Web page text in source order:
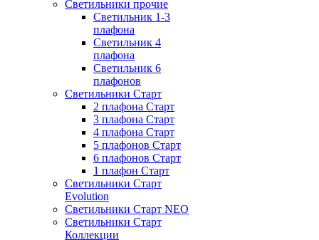
Светильники прочие
Светильник 1-3
плафона
Светильник 4
плафона
Светильник 6
плафонов
Светильники Старт
2 плафона Старт
3 плафона Старт
4 плафона Старт
5 плафонов Старт
6 плафонов Старт
1 плафон Старт
Светильники Старт
Evolution
Светильники Старт NEO
Светильники Старт
Коллекции